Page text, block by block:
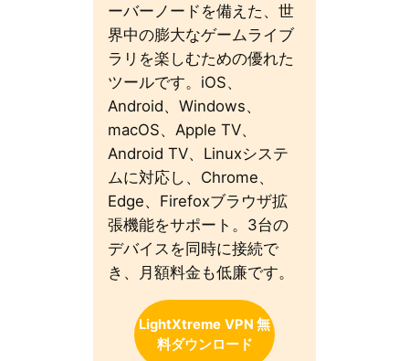
ーバーノードを備えた、世
界中の膨大なゲームライブ
ラリを楽しむための優れた
ツールです。iOS、
Android、Windows、
macOS、Apple TV、
Android TV、Linuxシステ
ムに対応し、Chrome、
Edge、Firefoxブラウザ拡
張機能をサポート。3台の
デバイスを同時に接続で
き、月額料金も低廉です。
LightXtreme VPN 無
料ダウンロード